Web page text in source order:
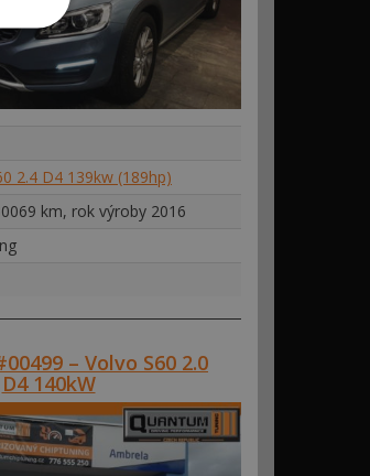
2.4 D4 139kw (189hp)
km, rok výroby 2016
– Volvo S60 2.0
D4 140kW